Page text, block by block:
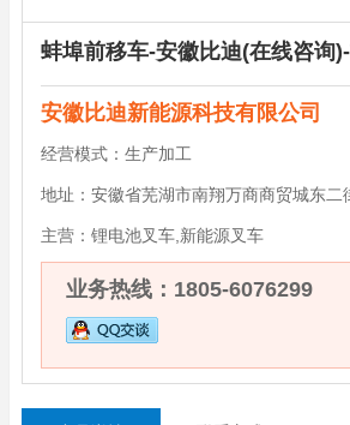
蚌埠前移车-安徽比迪(在线咨询
安徽比迪新能源科技有限公司
经营模式： 生产加工
地址： 安徽省芜湖市南翔万商商贸城东二
主营： 锂电池叉车,新能源叉车
业务热线：1805-6076299